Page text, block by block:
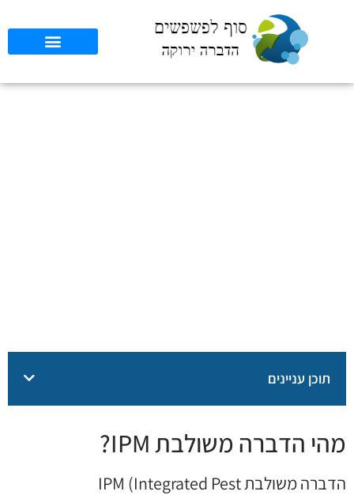
תוכן עניינים
מהי הדברה משולבת IPM?
הדברה משולבת IPM (Integrated Pest